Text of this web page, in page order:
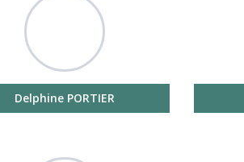
Delphine PORTIER